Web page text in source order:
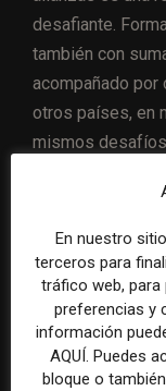
desafiante.
también con
acompañado por
otros países, en
mismos
Aquí dejamos
la Red de
Cómo viven
médicos
pueblos
En nuestro
terceros para
tráfico web,
preferencias y
información
AQUÍ. Puedes
bloque o